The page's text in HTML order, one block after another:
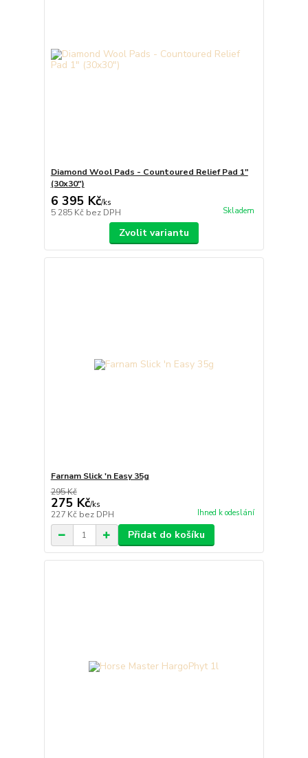
Diamond Wool Pads - Countoured Relief Pad 1"
(30x30")
6 395 Kč/ks
5 285 Kč bez DPH Skladem
Zvolit variantu
Farnam Slick 'n Easy 35g
295 Kč
275 Kč/ks
227 Kč bez DPH Ihned k odeslání
Přidat do košíku